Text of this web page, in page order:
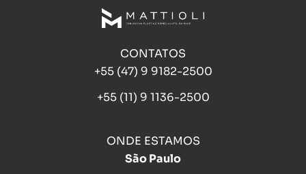
CONTATOS
+55 (47) 9 9182-2500
+55 (11) 9 1136-2500
ONDE ESTAMOS
São Paulo